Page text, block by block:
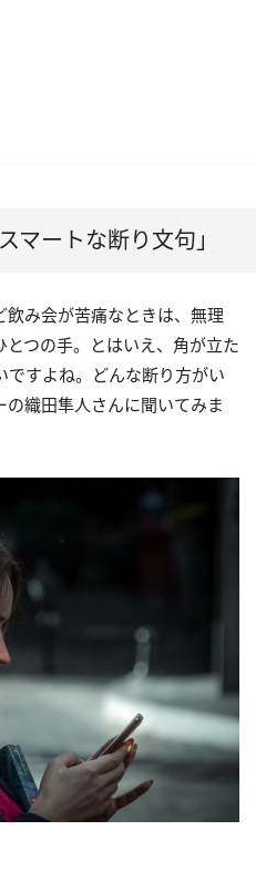
マートな断り文句」
飲み会が苦痛なときは、無理
つの手。とはいえ、角が立た
ですよね。どんな断り方がい
織田隼人さんに聞いてみま